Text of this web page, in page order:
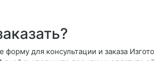
форму для консультации и заказа